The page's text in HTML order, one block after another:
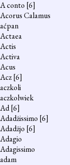
A conto [6]
Acorus Calamus
aćpan
Actaea
Actis
Activa
Acus
Acz[6]
aczkoli
aczkolwiek
Ad[6]
Adadżissimo [6]
Adadżjo [6]
Adagio
Adagissimo
adam